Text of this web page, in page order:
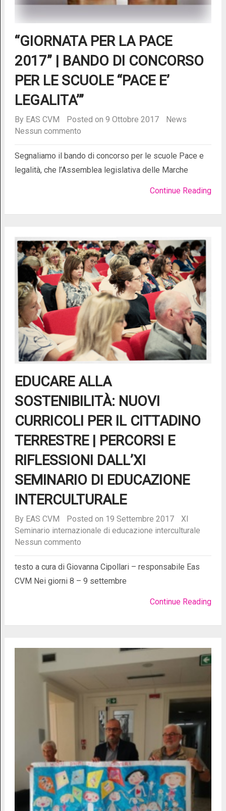
“GIORNATA PER LA PACE
2017” | BANDO DI CONCORSO
PER LE SCUOLE “PACE E’
LEGALITA’”
By EAS CVM Posted on 9 Ottobre 2017
News
Nessun commento
Segnaliamo il bando di concorso per le scuole Pace e
legalità, che l’Assemblea legislativa delle Marche
Continue Reading
EDUCARE ALLA
SOSTENIBILITÀ: NUOVI
CURRICOLI PER IL CITTADINO
TERRESTRE | PERCORSI E
RIFLESSIONI DALL’XI
SEMINARIO DI EDUCAZIONE
INTERCULTURALE
By EAS CVM Posted on 19 Settembre 2017
XI
Seminario internazionale di educazione interculturale
Nessun commento
testo a cura di Giovanna Cipollari – responsabile Eas
CVM Nei giorni 8 – 9 settembre
Continue Reading